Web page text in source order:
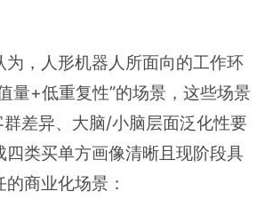
为，人形机器人所面向的工作环
量+低重复性”的场景，这些场景
差异、大脑/小脑层面泛化性要
四类买单方画像清晰且现阶段具
商业化场景：